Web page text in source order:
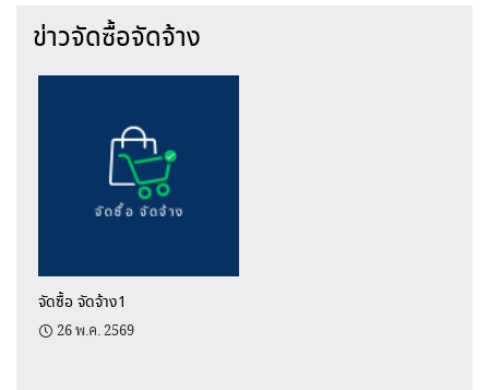
ข่าวจัดซื้อจัดจ้าง
จัดซื้อ จัดจ้าง1
26 พ.ค. 2569